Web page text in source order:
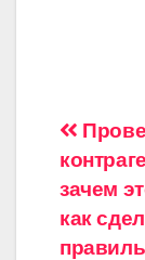
по
зачем
как